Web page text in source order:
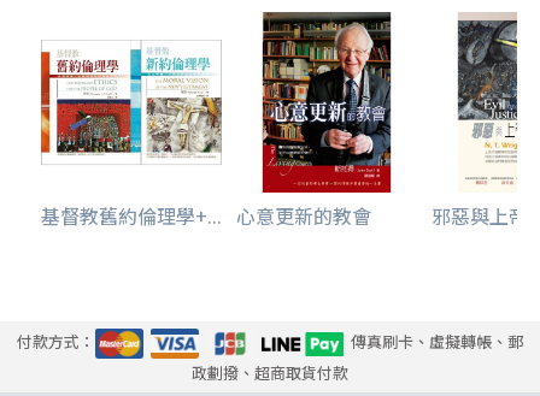
基督教舊約倫理學+... 心意更新的教會 邪惡與上帝
付款方式：
傳真刷卡、虛擬轉帳、郵
政劃撥、超商取貨付款